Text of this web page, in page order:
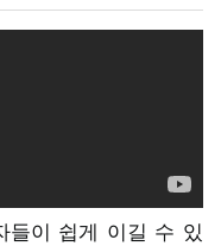
들이 쉽게 이길 수 있